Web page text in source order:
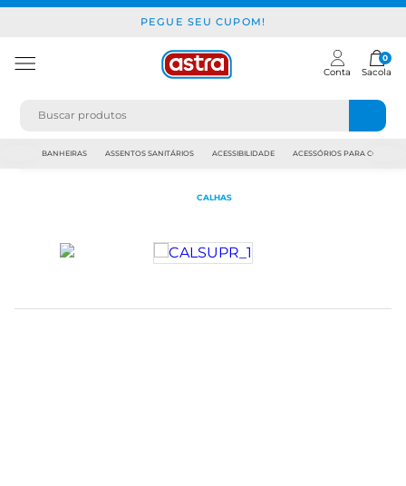
PEGUE SEU CUPOM!
Conta
0
Sacola
BANHEIRAS ASSENTOS SANITÁRIOS ACESSIBILIDADE ACESSÓRIOS PARA
CALHAS